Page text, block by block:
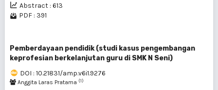
Abstract : 613
PDF : 391
Pemberdayaan pendidik (studi kasus pengembangan
keprofesian berkelanjutan guru di SMK N Seni)
DOI : 10.21831/amp.v6i1.9276
Anggita Laras Pratama (1)